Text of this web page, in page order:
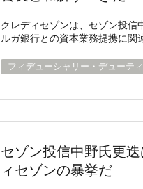
クレディセゾンは、セゾン投信
ルガ銀行との資本業務提携に関
フィデューシャリー・デューテ
セゾン投信中野氏更
ィセゾンの暴挙だ